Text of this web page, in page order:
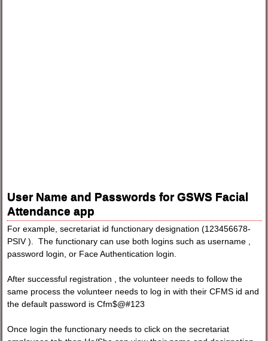
User Name and Passwords for GSWS Facial
Attendance app
For example, secretariat id functionary designation (123456678-
PSIV ). The functionary can use both logins such as username ,
password login, or Face Authentication login.
After successful registration , the volunteer needs to follow the
same process the volunteer needs to log in with their CFMS id and
the default password is Cfm$@#123
Once login the functionary needs to click on the secretariat